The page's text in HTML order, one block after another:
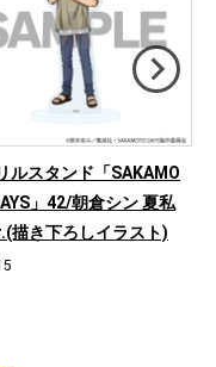
ルスタンド「SAKAMO
」42/朝倉シン 夏私
描き下ろしイラスト)